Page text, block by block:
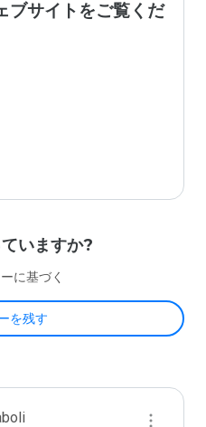
ブサイトをご覧くだ
いますか?
に基づく
を残す